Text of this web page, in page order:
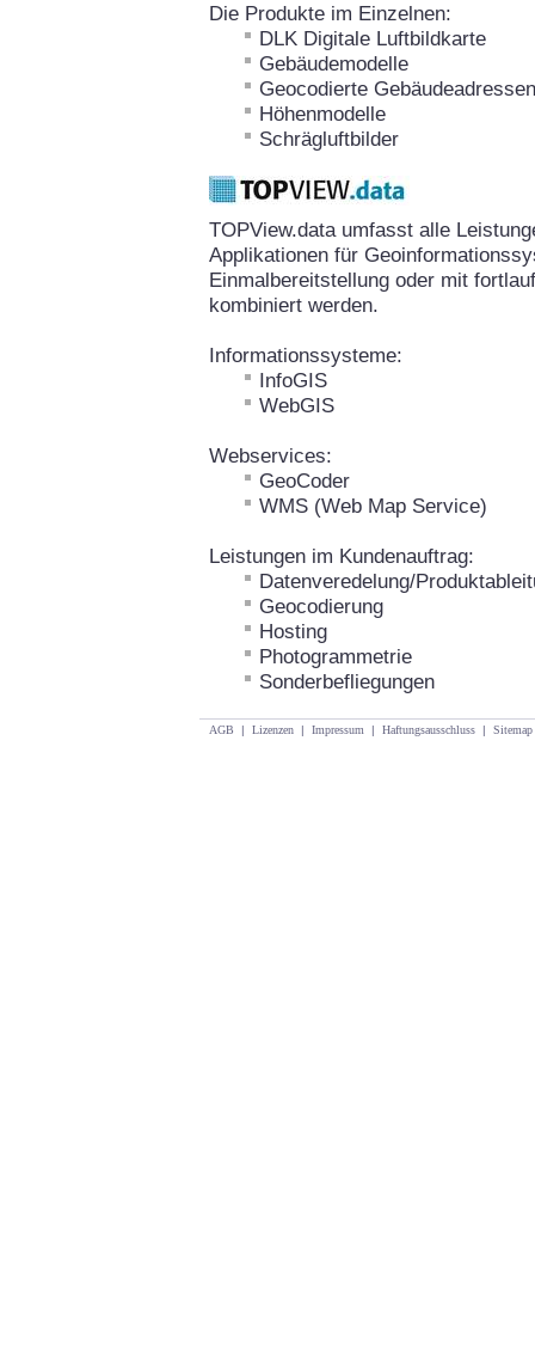
Die Produkte im Einzelnen:
DLK Digitale Luftbildkarte
Gebäudemodelle
Geocodierte Gebäudeadressen
Höhenmodelle
Schrägluftbilder
TOPView.data umfasst alle
Applikationen für
Einmalbereitstellung oder mit
kombiniert werden.
Informationssysteme:
InfoGIS
WebGIS
Webservices:
GeoCoder
WMS (Web Map Service)
Leistungen im Kundenauftrag:
Datenveredelung/
Geocodierung
Hosting
Photogrammetrie
Sonderbefliegungen
AGB | Lizenzen | Impressum | Haftungsausschluss | Sitemap